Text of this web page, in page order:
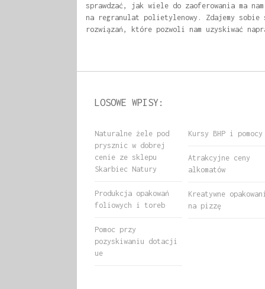
sprawdzać, jak wiele do zaoferowania ma
na regranulat polietylenowy. Zdajemy sobie
rozwiązań, które pozwoli nam uzyskiwać
LOSOWE WPISY:
Kursy BHP i pomocy
Naturalne żele pod
prysznic w dobrej
cenie ze sklepu
Skarbiec Natury
Atrakcyjne ceny
alkomatów
Produkcja opakowań
foliowych i toreb
Kreatywne
na pizzę
Pomoc przy
pozyskiwaniu dotacji
ue